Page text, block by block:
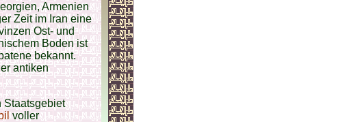
Armenien
Zeit im Iran eine
Ost- und
Boden ist
bekannt.
antiken
Staatsgebiet
voller